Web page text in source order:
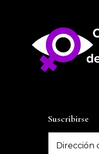
Suscribirse